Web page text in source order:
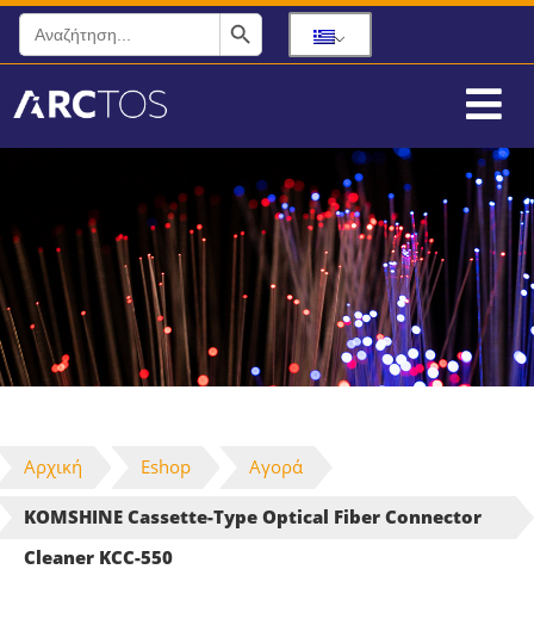
Search
for:
Search Button
Αρχική Eshop Αγορά
KOMSHINE Cassette-Type Optical Fiber Connector
Cleaner KCC-550